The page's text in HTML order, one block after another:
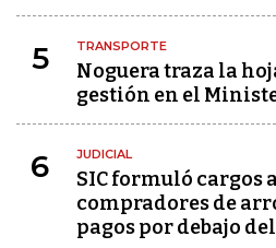
5 TRANSPORTE
Noguera traza la
gestión en el
6 JUDICIAL
SIC formuló cargos
compradores de
pagos por debajo